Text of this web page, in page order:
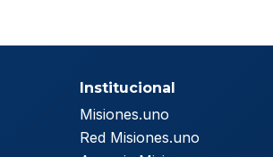
Institucional
Misiones.uno
Red Misiones.uno